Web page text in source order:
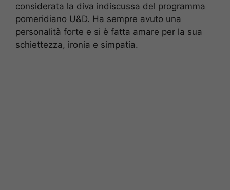
considerata la diva indiscussa del programma
pomeridiano U&D. Ha sempre avuto una
personalità forte e si è fatta amare per la sua
schiettezza, ironia e simpatia.